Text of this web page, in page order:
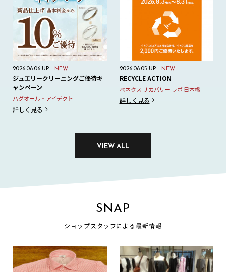
2026.08.06 UP NEW
ジュエリークリーニングご優待キ
ャンペーン
ハグオール・アイデクト
詳しく見る
2026.08.05 UP NEW
RECYCLE ACTION
ベネクス リカバリー ラボ 日本橋
詳しく見る
VIEW ALL
SNAP
ショップスタッフによる最新情報